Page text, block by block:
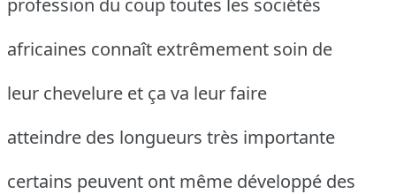
africaines connaît extrêmement soin de
leur chevelure et ça va leur faire
atteindre des longueurs très importante
certains peuvent ont même développé des